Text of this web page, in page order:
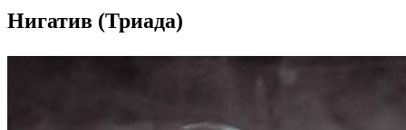
Нигатив (Триада)